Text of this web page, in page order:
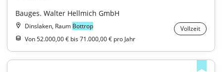
Bauges. Walter Hellmich GmbH
Dinslaken, Raum Bottrop
Vollzeit
Von 52.000,00 € bis 71.000,00 € pro Jahr